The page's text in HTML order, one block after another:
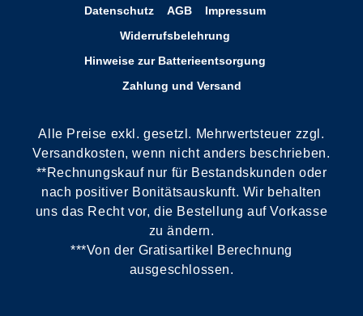
Datenschutz AGB
Impressum
Widerrufsbelehrung
Hinweise zur Batterieentsorgung
Zahlung und Versand
Alle Preise exkl. gesetzl. Mehrwertsteuer zzgl.
Versandkosten, wenn nicht anders beschrieben.
**Rechnungskauf nur für Bestandskunden oder
nach positiver Bonitätsauskunft. Wir behalten
uns das Recht vor, die Bestellung auf Vorkasse
zu ändern.
***Von der Gratisartikel Berechnung
ausgeschlossen.